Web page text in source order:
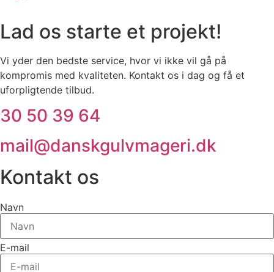
Lad os starte et projekt!
Vi yder den bedste service, hvor vi ikke vil gå på
kompromis med kvaliteten. Kontakt os i dag og få et
uforpligtende tilbud.
30 50 39 64
mail@danskgulvmageri.dk
Kontakt os
Navn
E-mail